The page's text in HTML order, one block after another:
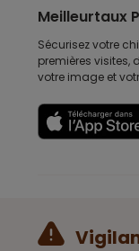
Meilleurtaux
Sécurisez votre
premières visites,
votre image et